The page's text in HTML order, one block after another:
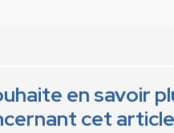
en savoir
cet article